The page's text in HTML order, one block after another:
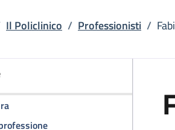
di pane
Il Policlinico / Professionisti /
della pagina Fabio Dardi
della pagina Fabio Dardi